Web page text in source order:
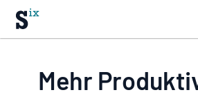
uns
Aktuelles
Mehr